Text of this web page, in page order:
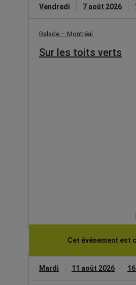
Vendredi 7 août 2026
Balade – Montréal
Sur les toits verts
Cet événement est
Mardi 11 août 2026